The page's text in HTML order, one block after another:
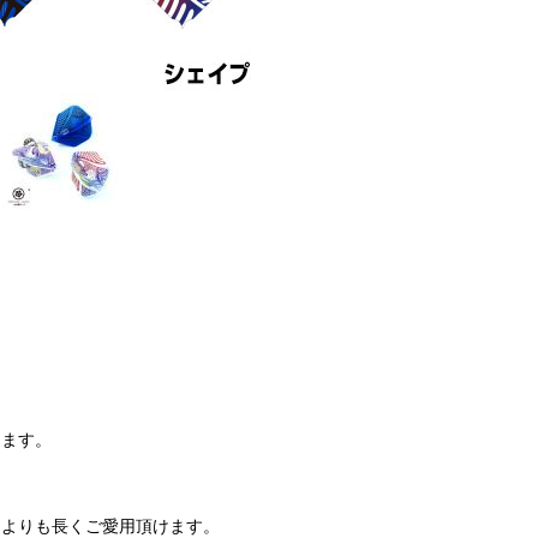
す。
りも長くご愛用頂けます。